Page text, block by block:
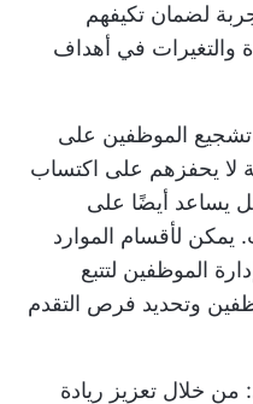
لضمان تكيفهم
والتغيرات في أهداف
الموظفين على
لا يحفزهم على اكتساب
يساعد أيضًا على
يمكن لأقسام الموارد
الموظفين لتتبع
وتحديد فرص التقدم
: من خلال تعزيز ريادة